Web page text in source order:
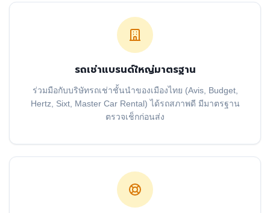
รถเช่าแบรนด์ใหญ่มาตรฐาน
ร่วมมือกับบริษัทรถเช่าชั้นนำของเมืองไทย (Avis, Budget,
Hertz, Sixt, Master Car Rental) ได้รถสภาพดี มีมาตรฐาน
ตรวจเช็กก่อนส่ง